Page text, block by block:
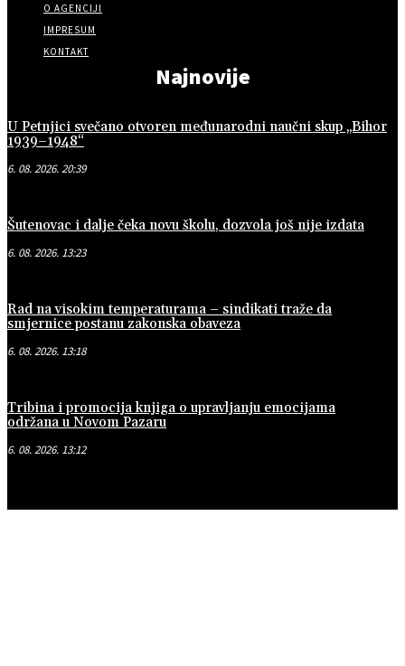
O AGENCIJI
IMPRESUM
KONTAKT
Najnovije
U Petnjici svečano otvoren međunarodni naučni skup „Bihor
1939–1948“
6. 08. 2026. 20:39
Šutenovac i dalje čeka novu školu, dozvola još nije izdata
6. 08. 2026. 13:23
Rad na visokim temperaturama – sindikati traže da
smjernice postanu zakonska obaveza
6. 08. 2026. 13:18
Tribina i promocija knjiga o upravljanju emocijama
održana u Novom Pazaru
6. 08. 2026. 13:12